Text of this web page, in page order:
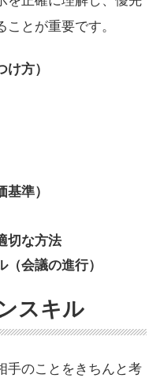
とが重要です。
方）
準）
切な方法
会議の進行）
スキル
手のことをきちんと考